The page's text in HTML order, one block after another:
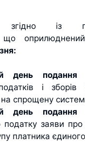
згідно із
що
день подання
і
на спрощену
день подання
податку заяви про
платника